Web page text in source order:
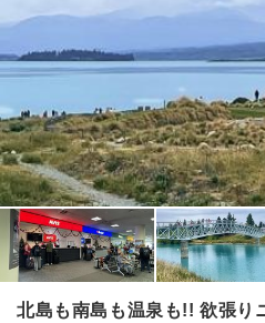
北島も南島も温泉も!! 欲張